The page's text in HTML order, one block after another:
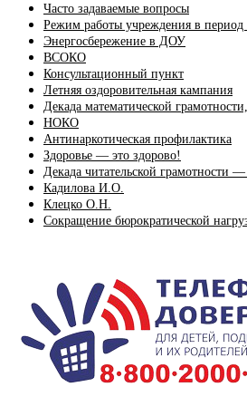
Часто задаваемые вопросы
Режим работы учреждения в
Энергосбережение в ДОУ
ВСОКО
Консультационный пункт
Летняя оздоровительная кампания
Декада математической
НОКО
Антинаркотическая профилактика
Здоровье — это здорово!
Декада читательской грамотности
Кадилова И.О.
Клецко О.Н.
Сокращение бюрократической